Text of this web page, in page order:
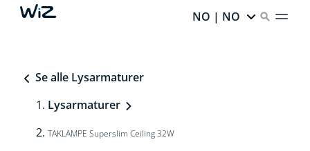
NO | NO
Se alle Lysarmaturer
Lysarmaturer
TAKLAMPE Superslim Ceiling 32W